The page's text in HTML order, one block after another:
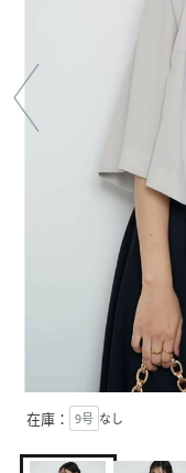
在庫： 9号 なし